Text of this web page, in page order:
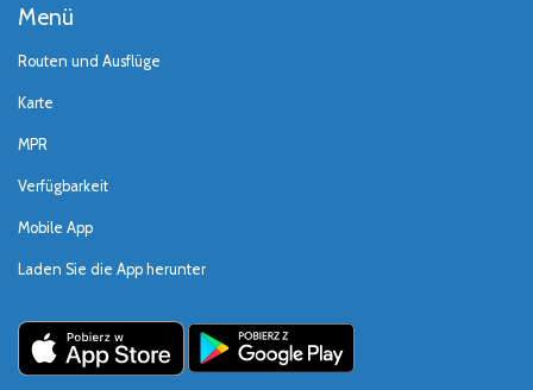
Menü
Routen und Ausflüge
Karte
MPR
Verfügbarkeit
Mobile App
Laden Sie die App herunter